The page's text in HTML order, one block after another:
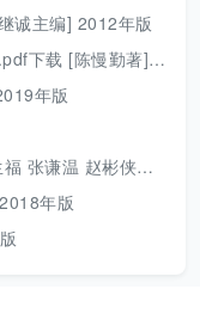
诚主编] 2012年版
[陈慢勤著] 2010年版
年版
赵彬侠编] 2011年版
年版